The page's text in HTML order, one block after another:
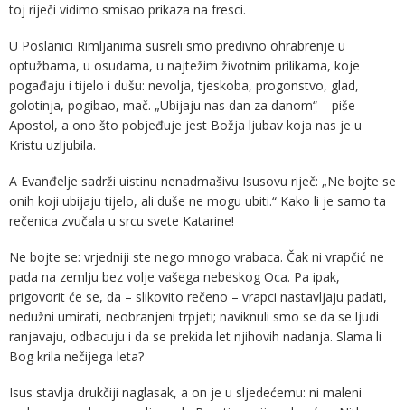
toj riječi vidimo smisao prikaza na fresci.
U Poslanici Rimljanima susreli smo predivno ohrabrenje u
optužbama, u osudama, u najtežim životnim prilikama, koje
pogađaju i tijelo i dušu: nevolja, tjeskoba, progonstvo, glad,
golotinja, pogibao, mač. „Ubijaju nas dan za danom“ – piše
Apostol, a ono što pobjeđuje jest Božja ljubav koja nas je u
Kristu uzljubila.
A Evanđelje sadrži uistinu nenadmašivu Isusovu riječ: „Ne bojte se
onih koji ubijaju tijelo, ali duše ne mogu ubiti.“ Kako li je samo ta
rečenica zvučala u srcu svete Katarine!
Ne bojte se: vrjedniji ste nego mnogo vrabaca. Čak ni vrapčić ne
pada na zemlju bez volje vašega nebeskog Oca. Pa ipak,
prigovorit će se, da – slikovito rečeno – vrapci nastavljaju padati,
nedužni umirati, neobranjeni trpjeti; naviknuli smo se da se ljudi
ranjavaju, odbacuju i da se prekida let njihovih nadanja. Slama li
Bog krila nečijega leta?
Isus stavlja drukčiji naglasak, a on je u sljedećemu: ni maleni